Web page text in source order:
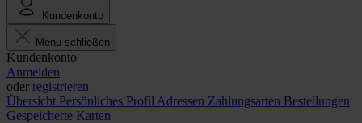
Kundenkonto
Menü schließen
Kundenkonto
Anmelden
oder registrieren
Übersicht Persönliches Profil Adressen Zahlungsarten Bestellungen
Gespeicherte Karten